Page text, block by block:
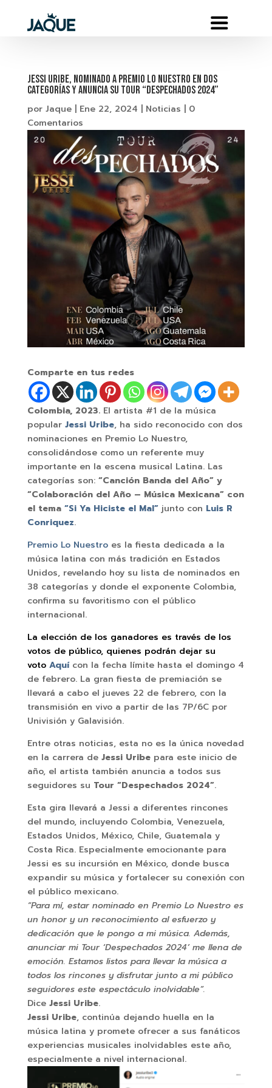
Jessi Uribe, nominado a Premio Lo Nuestro en dos
Categorías y anuncia su Tour “Despechados 2024”
por Jaque| Ene 22, 2024 Noticias
0
Comentarios
Comparte en tus redes
Colombia, 2023. El artista #1 de la música
popular Jessi Uribe, ha sido reconocido con dos
nominaciones en Premio Lo Nuestro,
consolidándose como un referente muy
importante en la escena musical Latina. Las
categorías son: “Canción Banda del Año” y
“Colaboración del Año – Música Mexicana” con
el tema “Si Ya Hiciste el Mal”junto con Luis R
Conriquez.
Premio Lo Nuestroes la fiesta dedicada a la
música latina con más tradición en Estados
Unidos, revelando hoy su lista de nominados en
38 categorías y donde el exponente Colombia,
confirma su favoritismo con el público
internacional.
La elección de los ganadores es través de los
votos de público, quienes podrán dejar su
voto Aquí con la fecha límite hasta el domingo 4
de febrero. La gran fiesta de premiación se
llevará a cabo el jueves 22 de febrero, con la
transmisión en vivo a partir de las 7P/6C por
Univisión y Galavisión.
Entre otras noticias, esta no es la única novedad
en la carrera de Jessi Uribepara este inicio de
año, el artista también anuncia a todos sus
seguidores su Tour “Despechados 2024”.
Esta gira llevará a Jessi a diferentes rincones
del mundo, incluyendo Colombia, Venezuela,
Estados Unidos, México, Chile, Guatemala y
Costa Rica. Especialmente emocionante para
Jessi es su incursión en México, donde busca
expandir su música y fortalecer su conexión con
el público mexicano.
“Para mí, estar nominado en Premio Lo Nuestro es
un honor y un reconocimiento al esfuerzo y
dedicación que le pongo a mi música. Además,
anunciar mi Tour ‘Despechados 2024’ me llena de
emoción. Estamos listos para llevar la música a
todos los rincones y disfrutar junto a mi público
seguidores este espectáculo inolvidable”.
Dice Jessi Uribe.
Jessi Uribe, continúa dejando huella en la
música latina y promete ofrecer a sus fanáticos
experiencias musicales inolvidables este año,
especialmente a nivel internacional.